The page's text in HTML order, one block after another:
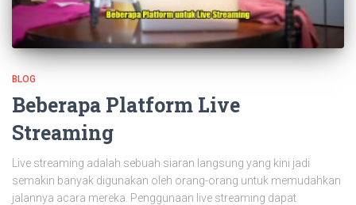
BLOG
Beberapa Platform Live
Streaming
Live streaming adalah sebuah siaran langsung yang kini jadi
semakin banyak digunakan oleh orang-orang untuk memudahkan
jalannya acara mereka. Penggunaan live streaming dapat